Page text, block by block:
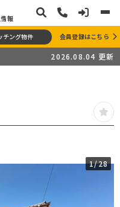
報
チング物件 会員登録はこちら
2026.08.04 更新
1/28